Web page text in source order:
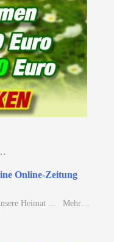
Online-Zeitung
Heimat ... Mehr…